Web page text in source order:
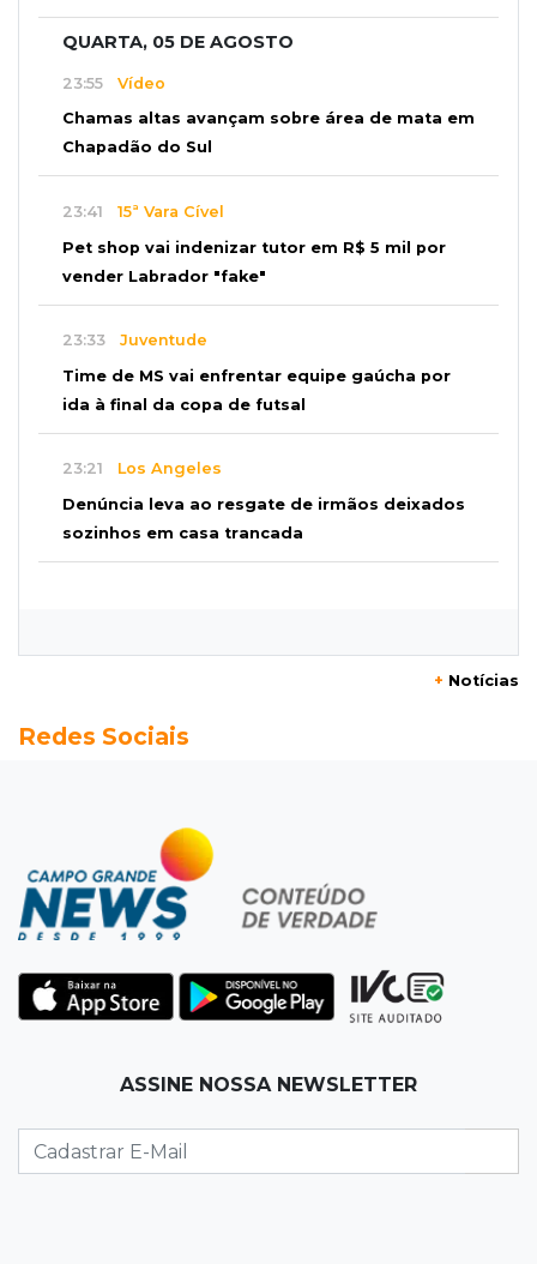
QUARTA, 05 DE AGOSTO
23:55 Vídeo
Chamas altas avançam sobre área de mata em
Chapadão do Sul
23:41 15ª Vara Cível
Pet shop vai indenizar tutor em R$ 5 mil por
vender Labrador "fake"
23:33 Juventude
Time de MS vai enfrentar equipe gaúcha por
ida à final da copa de futsal
23:21 Los Angeles
Denúncia leva ao resgate de irmãos deixados
sozinhos em casa trancada
formação de ciclone bomba
23:00Ideb
Chapadão do Sul
Homem é baleado após apontar revólver para
policiais militares
22:42Resumão
Palmeiras e Vasco confirmam vagas nas
Eleitorado aprova teste da urna, mas diz que
colinha será "fundamental"
+ Notícias
Redes Sociais
ASSINE NOSSA NEWSLETTER